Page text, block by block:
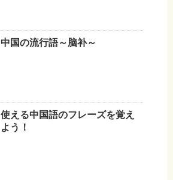
中国の流行語～脑补～
使える中国語のフレーズを覚え
よう！